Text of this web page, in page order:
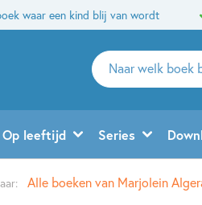
waar een kind blij van wordt
Zoeken
naar
en
uitgevers
Op leeftijd Series
Alle boeken van Marjolein